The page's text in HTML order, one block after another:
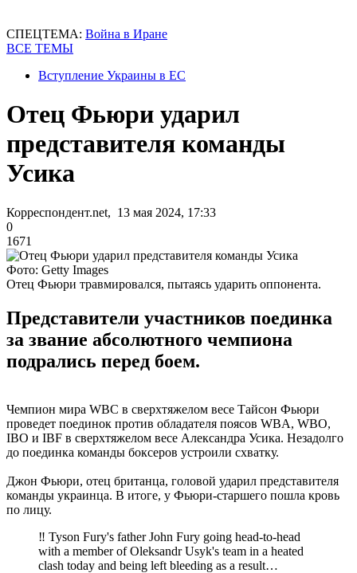
СПЕЦТЕМА: Война в Иране
ВСЕ ТЕМЫ
Вступление Украины в ЕС
Отец Фьюри ударил
представителя команды
Усика
Корреспондент.net, 13 мая 2024, 17:33
0
1671
Фото: Getty Images
Отец Фьюри травмировался, пытаясь ударить оппонента.
Представители участников поединка
за звание абсолютного чемпиона
подрались перед боем.
Чемпион мира WBC в сверхтяжелом весе Тайсон Фьюри
проведет поединок против обладателя поясов WBA, WBO,
IBO и IBF в сверхтяжелом весе Александра Усика. Незадолго
до поединка команды боксеров устроили схватку.
Джон Фьюри, отец британца, головой ударил представителя
команды украинца. В итоге, у Фьюри-старшего пошла кровь
по лицу.
‼️ Tyson Fury's father John Fury going head-to-head
with a member of Oleksandr Usyk's team in a heated
clash today and being left bleeding as a result…